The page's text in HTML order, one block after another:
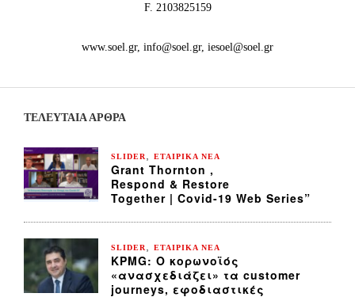
F. 2103825159
www.soel.gr, info@soel.gr, iesoel@soel.gr
ΤΕΛΕΥΤΑΙΑ ΆΡΘΡΑ
SLIDER ΕΤΑΙΡΙΚΑ ΝΕΑ
Grant Thornton ,
Respond & Restore
Together | Covid-19 Web Series”
SLIDER ΕΤΑΙΡΙΚΑ ΝΕΑ
KPMG: Ο κορωνοϊός
«ανασχεδιάζει» τα customer
journeys, εφοδιαστικές